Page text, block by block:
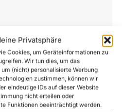
Privatsphäre
Cookies, um Geräteinformationen zu
Wir tun dies, um das
(nicht) personalisierte Werbung
zustimmen, können wir
eindeutige IDs auf dieser Website
nicht erteilen oder
Funktionen beeinträchtigt werden.